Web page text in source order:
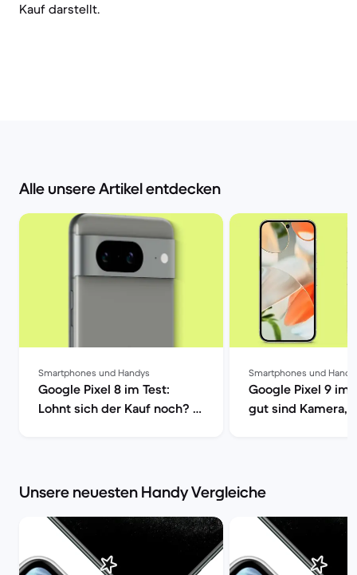
Kauf darstellt.
Alle unsere Artikel entdecken
Smartphones und Handys
Google Pixel 8 im Test:
Lohnt sich der Kauf noch? |
Smartphones und
Google Pixel 9 im
gut sind Kamera,
Unsere neuesten Handy Vergleiche